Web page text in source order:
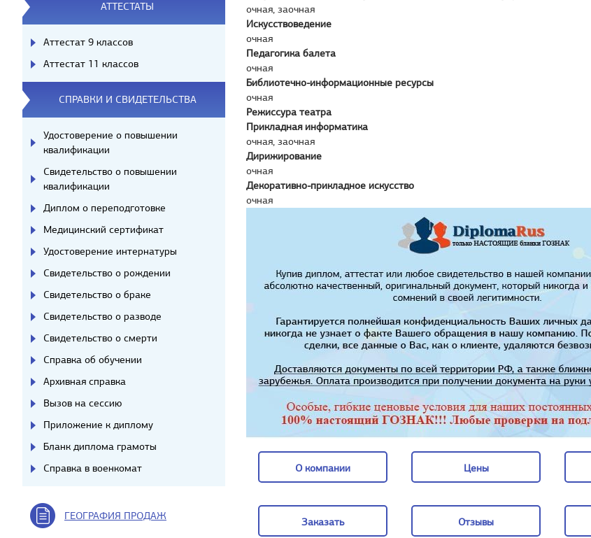
очная, заочная
Искусствоведение
очная
Педагогика балета
очная
Библиотечно-информационные ресурсы
очная
Режиссура театра
Прикладная информатика
очная, заочная
Дирижирование
очная
Декоративно-прикладное искусство
очная
О компании Цены
Заказать Отзывы
АТТЕСТАТЫ
Аттестат 9 классов
Аттестат 11 классов
СПРАВКИ И СВИДЕТЕЛЬСТВА
Удостоверение о повышении
квалификации
Свидетельство о повышении
квалификации
Диплом о переподготовке
Медицинский сертификат
Удостоверение интернатуры
Свидетельство о рождении
Свидетельство о браке
Свидетельство о разводе
Свидетельство о смерти
Справка об обучении
Архивная справка
Вызов на сессию
Приложение к диплому
Бланк диплома грамоты
Справка в военкомат
ГЕОГРАФИЯ ПРОДАЖ